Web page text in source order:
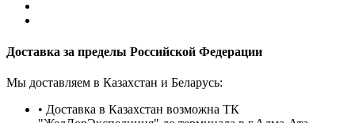
Доставка за пределы Российской Федерации
Мы доставляем в Казахстан и Беларусь:
• Доставка в Казахстан возможна ТК